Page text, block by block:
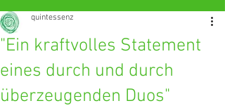
"Ein kraftvolles Statement
eines durch und durch
überzeugenden Duos"
quintessenz